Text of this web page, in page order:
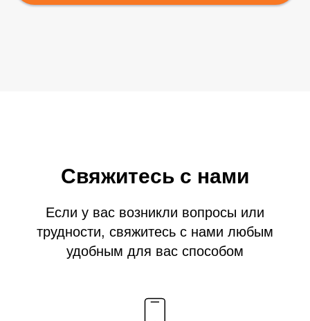
Свяжитесь с нами
Если у вас возникли вопросы или
трудности, свяжитесь с нами любым
удобным для вас способом